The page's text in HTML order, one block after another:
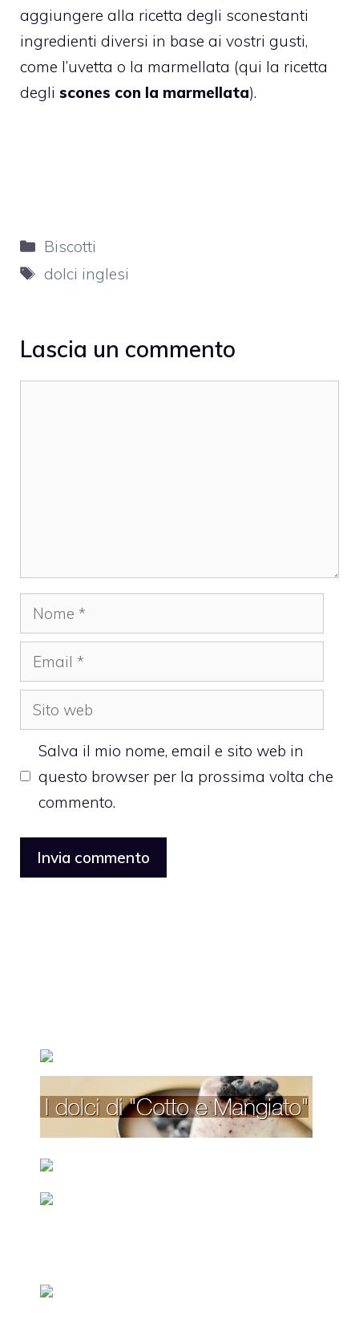
aggiungere alla ricetta degli sconestanti
ingredienti diversi in base ai vostri gusti,
come l’uvetta o la marmellata (qui la ricetta
degli scones con la marmellata).
Categorie
Biscotti
Tag
dolci inglesi
Lascia un commento
Nome
Email
Sito
web
Salva il mio nome, email e sito web in
questo browser per la prossima volta che
commento.